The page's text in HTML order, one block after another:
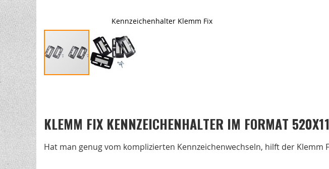
Kennzeichenhalter Klemm Fix
Bildgalerie
KLEMM FIX KENNZEICHENHALTER IM FORMAT
Hat man genug vom komplizierten Kennzeichenwechseln, hilft der